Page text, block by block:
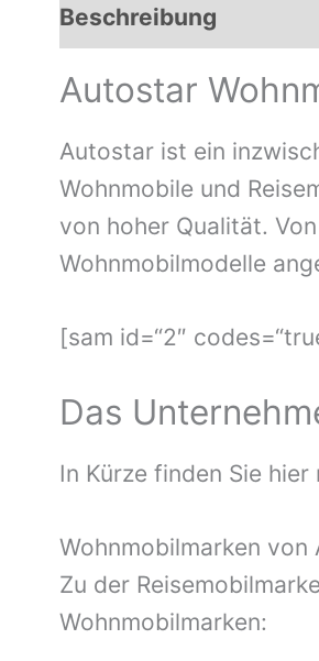
Beschreibung
Autostar
Autostar ist ein
Wohnmobile und
von hoher Qualität.
Wohnmobilmodelle
[sam id=“2″
Das
In Kürze finden Sie
Wohnmobilmarken von
Zu der
Wohnmobilmarken: